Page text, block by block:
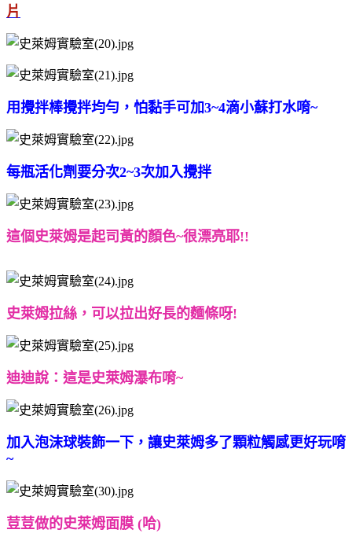
片
用攪拌棒攪拌均勻，怕黏手可加3~4滴小蘇打水唷~
每瓶活化劑要分次2~3次加入攪拌
這個史萊姆是起司黃的顏色~很漂亮耶!!
史萊姆拉絲，可以拉出好長的麵條呀!
迪迪說：這是史萊姆瀑布唷~
加入泡沫球裝飾一下，讓史萊姆多了顆粒觸感更好玩唷
~
荳荳做的史萊姆面膜 (哈)